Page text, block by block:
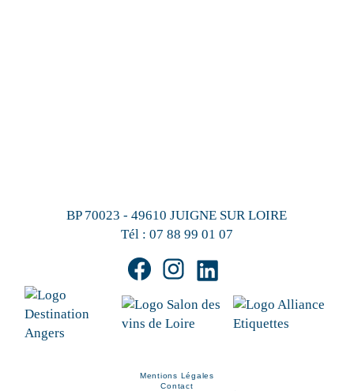
BP 70023 - 49610 JUIGNE SUR LOIRE
Tél : 07 88 99 01 07
Mentions Légales
Contact